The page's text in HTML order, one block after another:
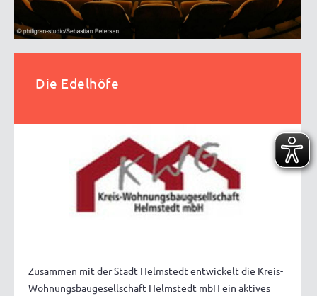
Die Edelhöfe
Zusammen mit der Stadt Helmstedt entwickelt die Kreis-
Wohnungsbaugesellschaft Helmstedt mbH ein aktives